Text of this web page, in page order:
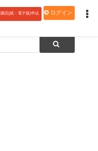
購読(紙・電子版)申込 ログイン